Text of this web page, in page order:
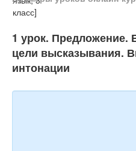
Игры
Учитель
1 урок.
цели высказывания.
интонации